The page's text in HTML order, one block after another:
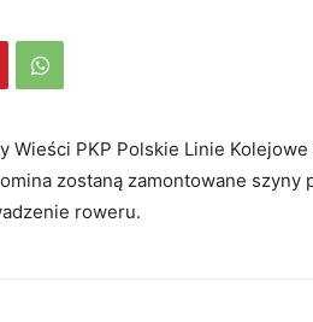
Wieści PKP Polskie Linie
zostaną zamontowane
roweru.